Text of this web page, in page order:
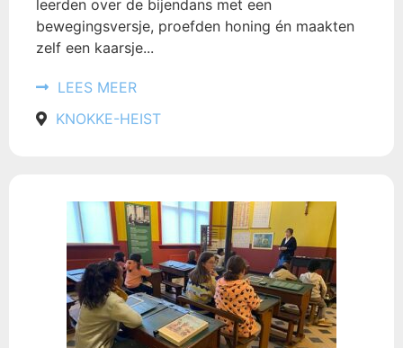
leerden over de bijendans met een
bewegingsversje, proefden honing én maakten
zelf een kaarsje...
LEES MEER
KNOKKE-HEIST